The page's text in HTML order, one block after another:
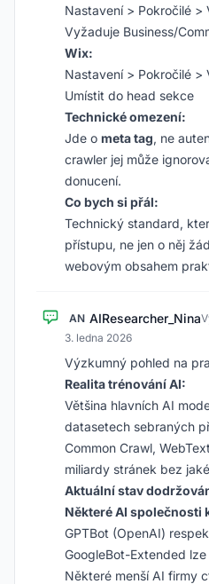
Nastavení > Pokročilé >
Vyžaduje Business/
Wix:
Nastavení > Pokročilé >
Umístit do head sekce
Technické omezení:
Jde o meta tag, ne
crawler jej může
donucení.
Co bych si přál:
Technický standard,
přístupu, ne jen o něj
webovým obsahem
AN AIResearcher_Nina
3. ledna 2026
Výzkumný pohled na
Realita trénování AI:
Většina hlavních AI
datasetech sebraných
Common Crawl,
miliardy stránek bez
Aktuální stav
Některé AI společnosti
GPTBot (OpenAI)
GoogleBot-Extended
Některé menší AI firmy